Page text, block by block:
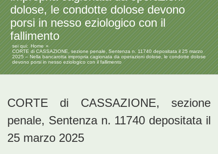
dolose, le condotte dolose devono
porsi in nesso eziologico con il
fallimento
sei qui: Home
CORTE di CASSAZIONE, sezione penale, Sentenza n. 11740 depositata il 25 marzo
2025 – Nella bancarotta impropria cagionata da operazioni dolose, le condotte dolose
devono porsi in nesso eziologico con il fallimento
CORTE di CASSAZIONE, sezione
penale, Sentenza n. 11740 depositata il
25 marzo 2025